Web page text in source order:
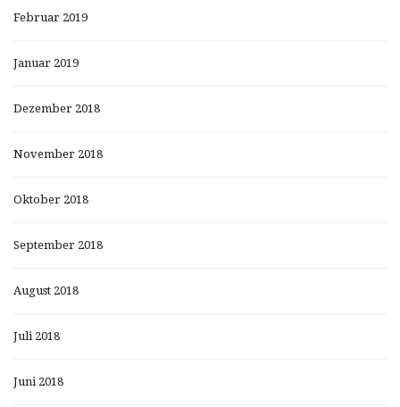
Februar 2019
Januar 2019
Dezember 2018
November 2018
Oktober 2018
September 2018
August 2018
Juli 2018
Juni 2018